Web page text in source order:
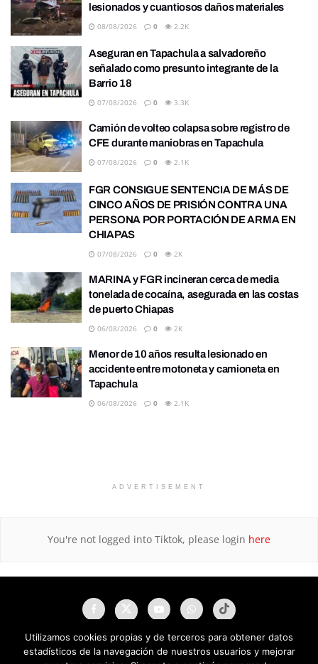
lesionados y cuantiosos daños materiales
08/08/2026 0 2.2K
Aseguran en Tapachula a salvadoreño
señalado como presunto integrante de la
Barrio 18
07/08/2026 0 3.3K
Camión de volteo colapsa sobre registro de
CFE durante maniobras en Tapachula
07/08/2026 0 2.1K
FGR CONSIGUE SENTENCIA DE MÁS DE
CINCO AÑOS DE PRISIÓN CONTRA UNA
PERSONA POR PORTACIÓN DE ARMA EN
CHIAPAS
07/08/2026 0 2K
MARINA y FGR incineran cerca de media
tonelada de cocaína, asegurada en las costas
de puerto Chiapas
06/08/2026 0 2K
Menor de 10 años resulta lesionado en
accidente entre motoneta y camioneta en
Tapachula
06/08/2026 0 2.1K
ADVERTISEMENT
You're not logged into Tiktok, please login here
Utilizamos cookies propias y de terceros para obtener datos
estadísticos de la navegación de nuestros usuarios y mejorar